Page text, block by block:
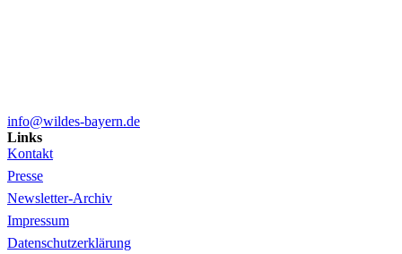
info@wildes-bayern.de
Links
Kontakt
Presse
Newsletter-Archiv
Impressum
Datenschutzerklärung